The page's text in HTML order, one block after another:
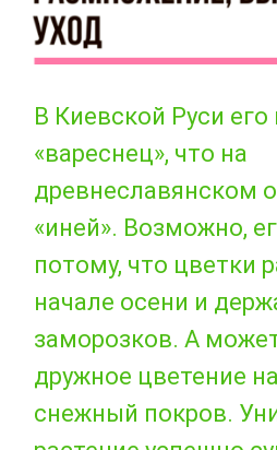
В Киевской Руси
«вареснец», что на
древнеславянском
«иней». Возможно,
потому, что цветки
начале осени и
заморозков. А
дружное цветение
снежный покров.